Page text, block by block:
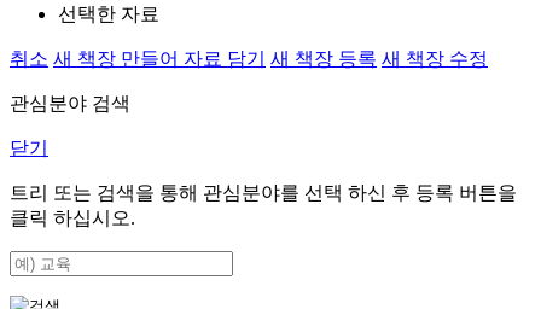
선택한 자료
취소 새 책장 만들어 자료 담기 새 책장 등록 새 책장 수정
관심분야 검색
닫기
트리 또는 검색을 통해 관심분야를 선택 하신 후 등록 버튼을
클릭 하십시오.